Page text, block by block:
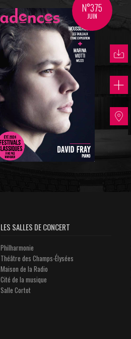
N°375
JUIN
LES SALLES DE CONCERT
Philharmonie
Théâtre des Champs-Élysées
Maison de la Radio
Cité de la musique
Salle Cortot